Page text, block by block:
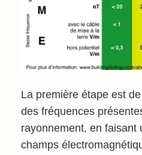
La première étape est
des fréquences
rayonnement, en faisant
champs